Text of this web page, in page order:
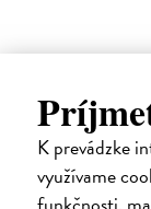
K prevádzke
využívame